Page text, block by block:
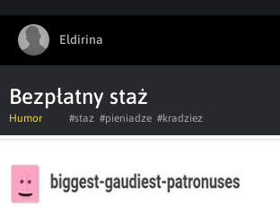
Eldirina
Bezpłatny staż
Humor #staz #pieniadze #kradziez